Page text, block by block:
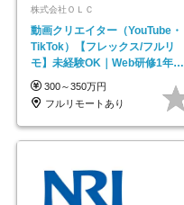
株式会社ＯＬＣ
動画クリエイター（YouTube・
TikTok）【フレックス/フルリ
モ】未経験OK｜Web研修1年間
｜副業OK
300～350万円
フルリモートあり